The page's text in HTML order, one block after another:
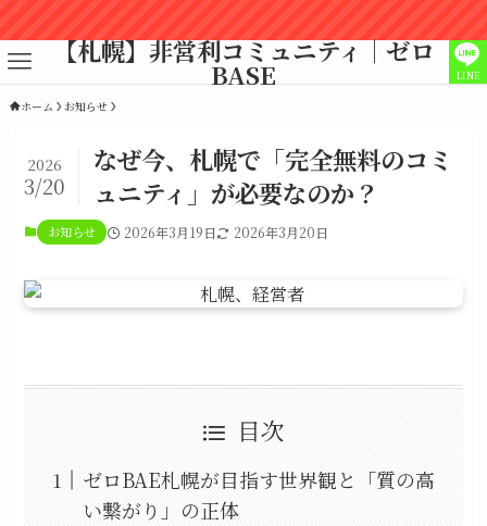
【札幌】非営利コミュニティ｜ゼロ
BASE LINE
ホーム お知らせ
なぜ今、札幌で「完全無料のコミ
ュニティ」が必要なのか？
2026
3/20
お知らせ 2026年3月19日 2026年3月20日
目次
ゼロBAE札幌が目指す世界観と「質の高
い繋がり」の正体